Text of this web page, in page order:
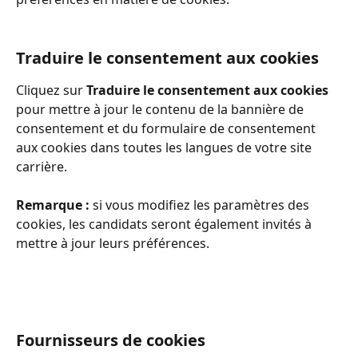
Traduire le consentement aux cookies
Cliquez sur Traduire le consentement aux cookies
pour mettre à jour le contenu de la bannière de
consentement et du formulaire de consentement
aux cookies dans toutes les langues de votre site
carrière.
Remarque : si vous modifiez les paramètres des
cookies, les candidats seront également invités à
mettre à jour leurs préférences.
Fournisseurs de cookies